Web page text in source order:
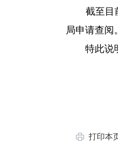
截至目前
局申请查
特此说
打印本